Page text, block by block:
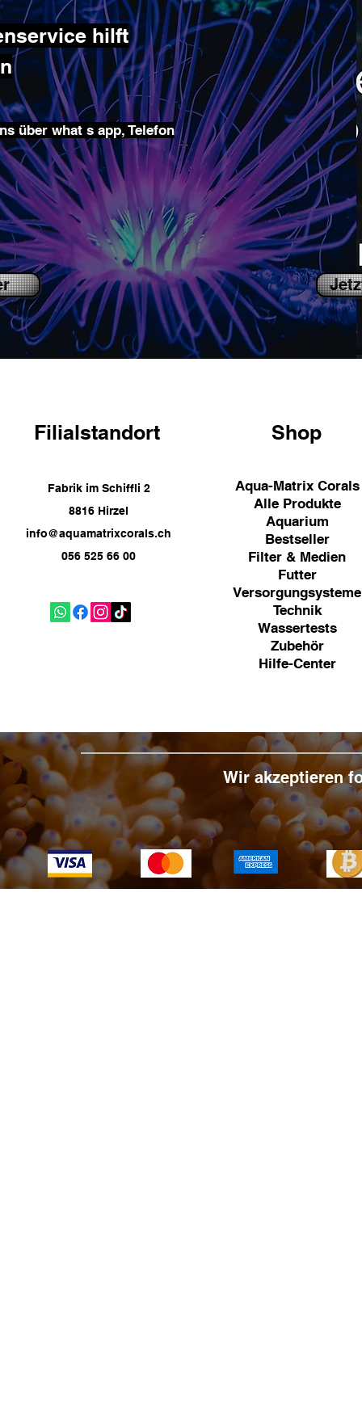
hilft
über what s app, Telefon
Filialstandort
Fabrik im Schiffli 2
8816 Hirzel
info@aquamatrixcorals.ch
056 525 66 00
Shop
Aqua-Matrix Corals
Alle Produkte
Aquarium
Bestseller
Filter & Medien
Futter
Versorgungsysteme
Technik
Wassertests
Zubehör
Hilfe-Center
Wir akzeptieren